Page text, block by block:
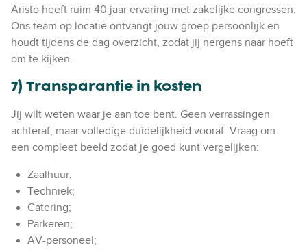
Aristo heeft ruim 40 jaar ervaring met zakelijke congressen.
Ons team op locatie ontvangt jouw groep persoonlijk en
houdt tijdens de dag overzicht, zodat jij nergens naar hoeft
om te kijken.
7) Transparantie in kosten
Jij wilt weten waar je aan toe bent. Geen verrassingen
achteraf, maar volledige duidelijkheid vooraf. Vraag om
een compleet beeld zodat je goed kunt vergelijken:
Zaalhuur;
Techniek;
Catering;
Parkeren;
AV-personeel;